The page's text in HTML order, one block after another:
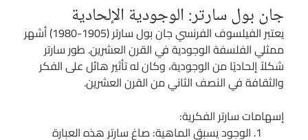
جان بول سارتر: الوجودية الإلحادية
يعتبر الفيلسوف الفرنسي جان بول سارتر (1905-1980) أشهر
ممثلي الفلسفة الوجودية في القرن العشرين. طور سارتر
شكلاً إلحاديًا من الوجودية، وكان له تأثير هائل على الفكر
والثقافة في النصف الثاني من القرن العشرين.
إسهامات سارتر الفكرية:
الوجود يسبق الماهية: صاغ سارتر هذه العبارة